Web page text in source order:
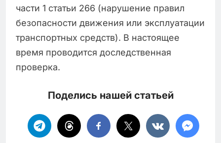
части 1 статьи 266 (нарушение правил
безопасности движения или эксплуатации
транспортных средств). В настоящее
время проводится доследственная
проверка.
Поделись нашей статьей